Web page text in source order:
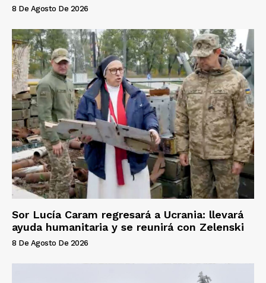
8 De Agosto De 2026
Sor Lucía Caram regresará a Ucrania: llevará
ayuda humanitaria y se reunirá con Zelenski
8 De Agosto De 2026